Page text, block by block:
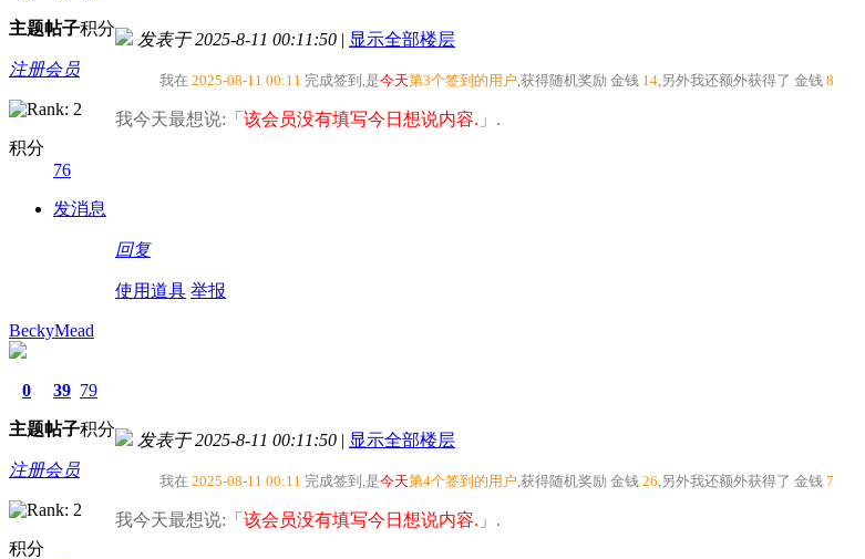
主题帖子积分
注册会员
积分
76
发消息
发表于 2025-8-11 00:11:50 | 显示全部楼层
我在 2025-08-11 00:11 完成签到,是今天第3个签到的用户 ,获得随机奖励 金钱 14 ,另外我还额外获得了 金钱 8
我今天最想说:「 该会员没有填写今日想说内容. 」.
回复
使用道具 举报
BeckyMead
0
主题
39
帖子
79
积分
注册会员
积分
发表于 2025-8-11 00:11:50 | 显示全部楼层
我在 2025-08-11 00:11 完成签到,是今天第4个签到的用户 ,获得随机奖励 金钱 26 ,另外我还额外获得了 金钱 7
我今天最想说:「 该会员没有填写今日想说内容. 」.